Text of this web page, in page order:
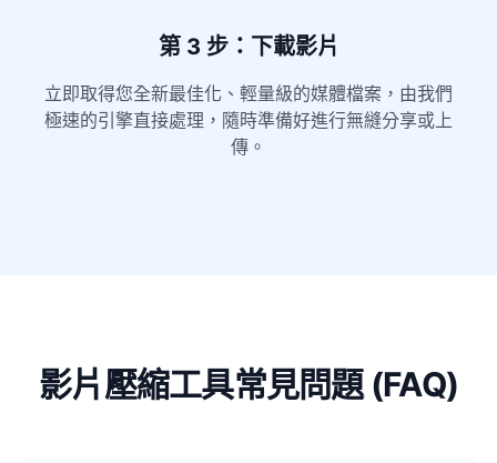
第 3 步：下載影片
立即取得您全新最佳化、輕量級的媒體檔案，由我們
極速的引擎直接處理，隨時準備好進行無縫分享或上
傳。
影片壓縮工具常見問題 (FAQ)